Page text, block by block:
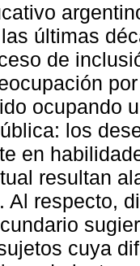
últimas
de
ocupando
los
en
resultan
Al respecto,
cuya